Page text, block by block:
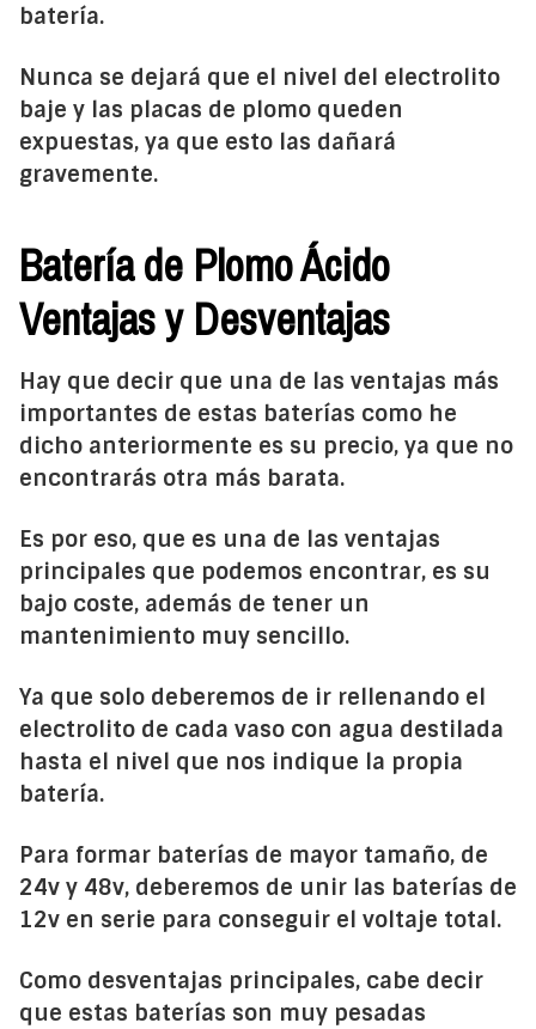
batería.
Nunca se dejará que el nivel del electrolito
baje y las placas de plomo queden
expuestas, ya que esto las dañará
gravemente.
Batería de Plomo Ácido
Ventajas y Desventajas
Hay que decir que una de las ventajas más
importantes de estas baterías como he
dicho anteriormente es su precio, ya que no
encontrarás otra más barata.
Es por eso, que es una de las ventajas
principales que podemos encontrar, es su
bajo coste, además de tener un
mantenimiento muy sencillo.
Ya que solo deberemos de ir rellenando el
electrolito de cada vaso con agua destilada
hasta el nivel que nos indique la propia
batería.
Para formar baterías de mayor tamaño, de
24v y 48v, deberemos de unir las baterías de
12v en serie para conseguir el voltaje total.
Como desventajas principales, cabe decir
que estas baterías son muy pesadas